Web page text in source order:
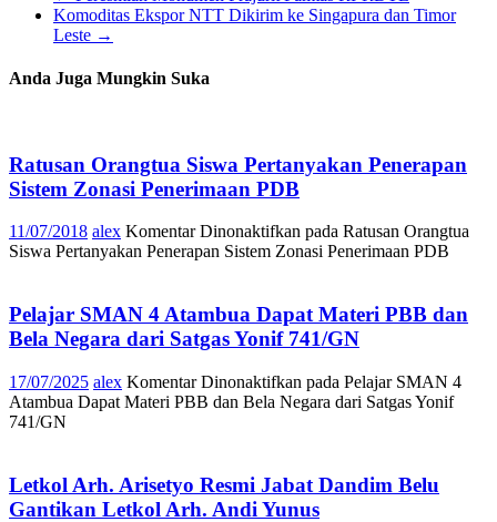
Komoditas Ekspor NTT Dikirim ke Singapura dan Timor
Leste →
Anda Juga Mungkin Suka
Ratusan Orangtua Siswa Pertanyakan Penerapan
Sistem Zonasi Penerimaan PDB
11/07/2018 alex Komentar Dinonaktifkan pada Ratusan Orangtua
Siswa Pertanyakan Penerapan Sistem Zonasi Penerimaan PDB
Pelajar SMAN 4 Atambua Dapat Materi PBB dan
Bela Negara dari Satgas Yonif 741/GN
17/07/2025 alex Komentar Dinonaktifkan pada Pelajar SMAN 4
Atambua Dapat Materi PBB dan Bela Negara dari Satgas Yonif
741/GN
Letkol Arh. Arisetyo Resmi Jabat Dandim Belu
Gantikan Letkol Arh. Andi Yunus